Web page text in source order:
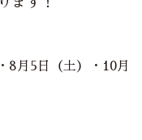
8月5日（土）・10月